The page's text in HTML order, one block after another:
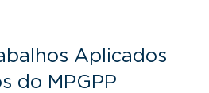
Aplicados
do MPGPP